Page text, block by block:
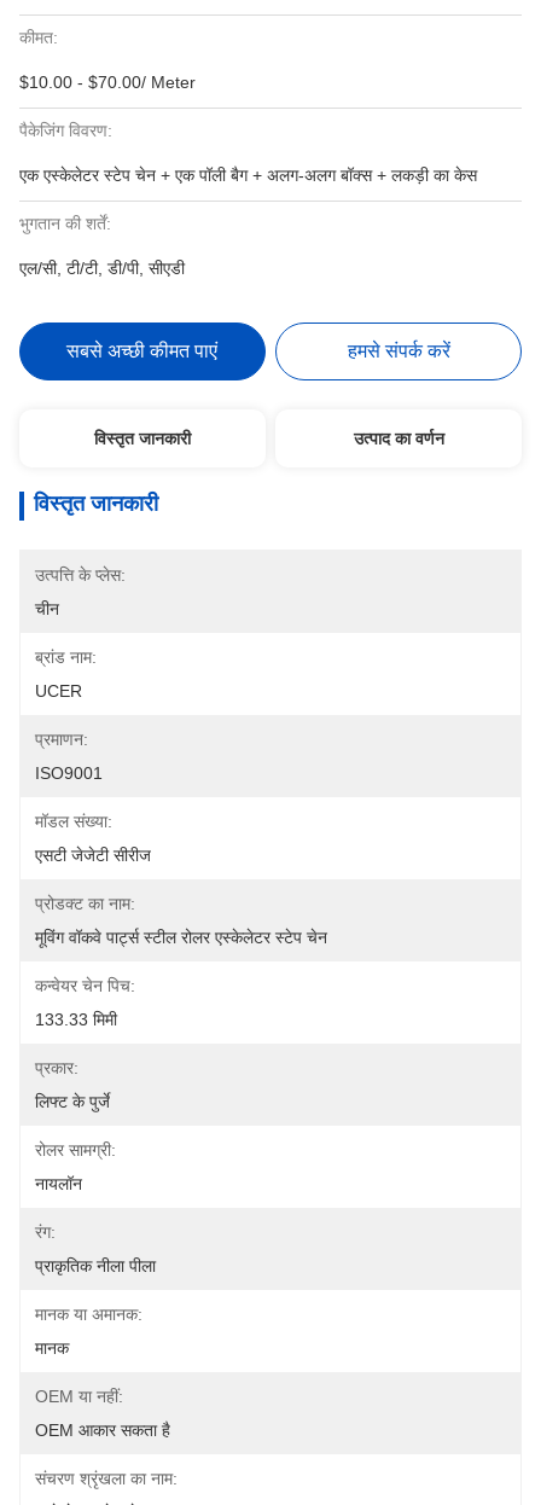
कीमत:
$10.00 - $70.00/ Meter
पैकेजिंग विवरण:
एक एस्केलेटर स्टेप चेन + एक पॉली बैग + अलग-अलग बॉक्स + लकड़ी का केस
भुगतान की शर्तें:
एल/सी, टी/टी, डी/पी, सीएडी
सबसे अच्छी कीमत पाएं हमसे संपर्क करें
विस्तृत जानकारी उत्पाद का वर्णन
विस्तृत जानकारी
उत्पत्ति के प्लेस:
चीन
ब्रांड नाम:
UCER
प्रमाणन:
ISO9001
मॉडल संख्या:
एसटी जेजेटी सीरीज
प्रोडक्ट का नाम:
मूविंग वॉकवे पार्ट्स स्टील रोलर एस्केलेटर स्टेप चेन
कन्वेयर चेन पिच:
133.33 मिमी
प्रकार:
लिफ्ट के पुर्जे
रोलर सामग्री:
नायलॉन
रंग:
प्राकृतिक नीला पीला
मानक या अमानक:
मानक
OEM या नहीं:
OEM आकार सकता है
संचरण श्रृंखला का नाम: